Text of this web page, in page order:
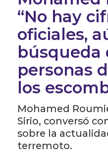
“No hay
oficiales,
búsqueda
personas
los
Mohamed
Sirio, conversó
sobre la
terremoto.